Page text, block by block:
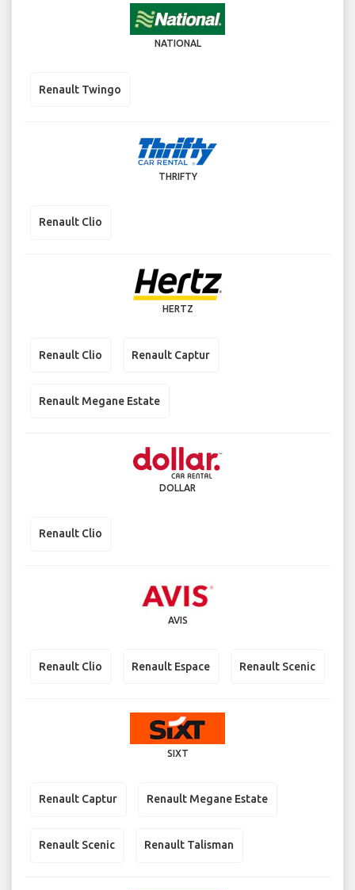
NATIONAL
Renault Twingo
THRIFTY
Renault Clio
HERTZ
Renault Clio Renault Captur
Renault Megane Estate
DOLLAR
Renault Clio
AVIS
Renault Clio Renault Espace Renault Scenic
SIXT
Renault Captur Renault Megane Estate
Renault Scenic Renault Talisman